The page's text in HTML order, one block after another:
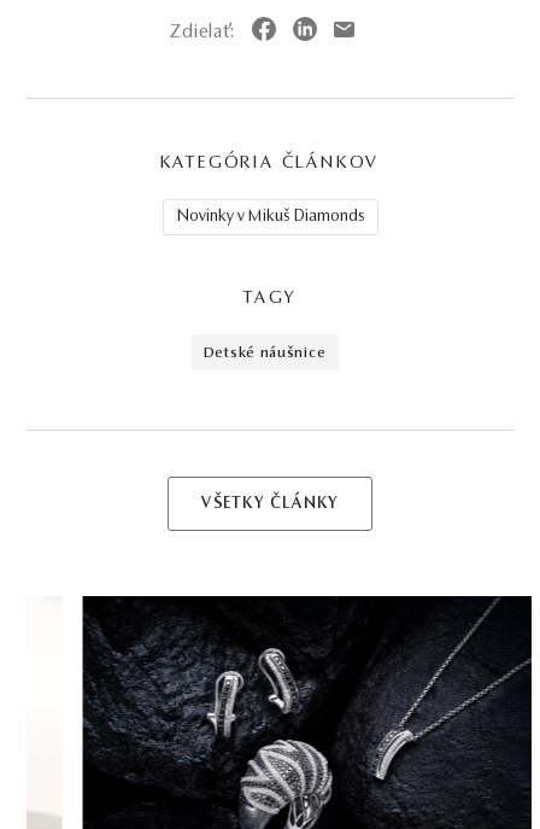
Zdielať:
KATEGÓRIA ČLÁNKOV
Novinky v Mikuš Diamonds
TAGY
detské náušnice
VŠETKY ČLÁNKY